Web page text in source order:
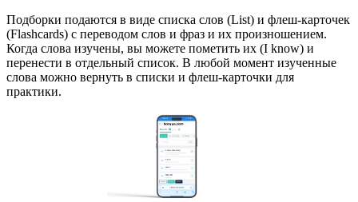
Подборки подаются в виде списка слов (List) и флеш-карточек
(Flashcards) с переводом слов и фраз и их произношением.
Когда слова изучены, вы можете пометить их (I know) и
перенести в отдельный список. В любой момент изученные
слова можно вернуть в списки и флеш-карточки для
практики.